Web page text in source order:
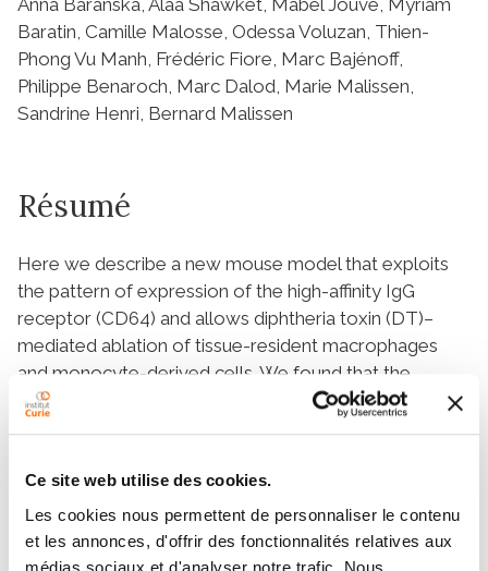
Ce site web utilise des cookies.
Les cookies nous permettent de personnaliser le contenu
et les annonces, d'offrir des fonctionnalités relatives aux
médias sociaux et d'analyser notre trafic. Nous
Baratin, Camille Malosse, Odessa Voluzan, Thien-
Phong Vu Manh, Frédéric Fiore, Marc Bajénoff,
Philippe Benaroch, Marc Dalod, Marie Malissen,
Sandrine Henri, Bernard Malissen
Résumé
Here we describe a new mouse model that exploits
the pattern of expression of the high-affinity IgG
receptor (CD64) and allows diphtheria toxin (DT)–
mediated ablation of tissue-resident macrophages
and monocyte-derived cells. We found that the
myeloid cells of the ear skin dermis are dominated by
macrophages that have ingested melanosomes from
neighboring melanocytes. Those cells have been
referred to as melanophages in humans. We also
identified melanophages in melanocytic melanoma.